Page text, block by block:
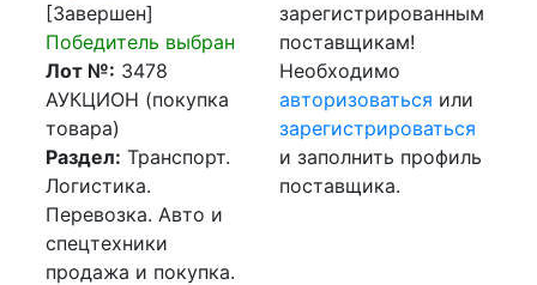
[Завершен]
Победитель выбран
Лот №: 3478
АУКЦИОН (покупка
товара)
Раздел: Транспорт.
Логистика.
Перевозка. Авто и
спецтехники
продажа и покупка.
зарегистрированным
поставщикам!
Необходимо
авторизоваться или
зарегистрироваться
и заполнить профиль
поставщика.